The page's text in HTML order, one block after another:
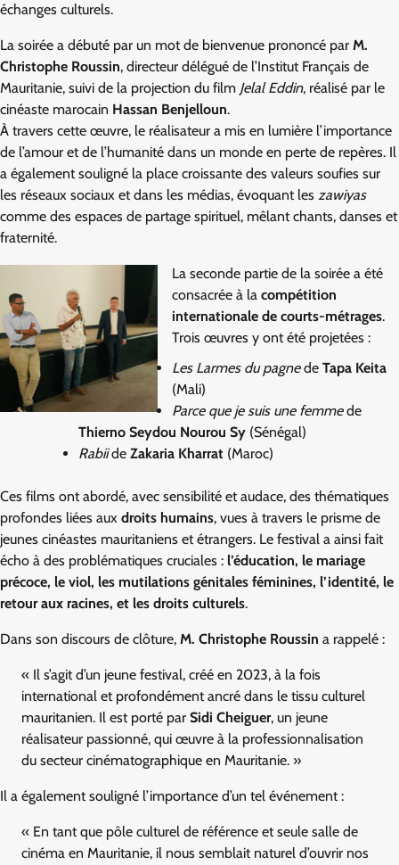
échanges culturels.
La soirée a débuté par un mot de bienvenue prononcé par M.
Christophe Roussin, directeur délégué de l’Institut Français de
Mauritanie, suivi de la projection du film Jelal Eddin, réalisé par le
cinéaste marocain Hassan Benjelloun.
À travers cette œuvre, le réalisateur a mis en lumière l’importance
de l’amour et de l’humanité dans un monde en perte de repères. Il
a également souligné la place croissante des valeurs soufies sur
les réseaux sociaux et dans les médias, évoquant les zawiyas
comme des espaces de partage spirituel, mêlant chants, danses et
fraternité.
La seconde partie de la soirée a été
consacrée à la compétition
internationale de courts-métrages.
Trois œuvres y ont été projetées :
Les Larmes du pagnede Tapa Keita
(Mali)
Parce que je suis une femmede
Thierno Seydou Nourou Sy (Sénégal)
Rabiide Zakaria Kharrat (Maroc)
Ces films ont abordé, avec sensibilité et audace, des thématiques
profondes liées aux droits humains, vues à travers le prisme de
jeunes cinéastes mauritaniens et étrangers. Le festival a ainsi fait
écho à des problématiques cruciales : l’éducation, le mariage
précoce, le viol, les mutilations génitales féminines, l’identité, le
retour aux racines, et les droits culturels.
Dans son discours de clôture, M. Christophe Roussin a rappelé :
« Il s’agit d’un jeune festival, créé en 2023, à la fois
international et profondément ancré dans le tissu culturel
mauritanien. Il est porté par Sidi Cheiguer, un jeune
réalisateur passionné, qui œuvre à la professionnalisation
du secteur cinématographique en Mauritanie. »
Il a également souligné l’importance d’un tel événement :
« En tant que pôle culturel de référence et seule salle de
cinéma en Mauritanie, il nous semblait naturel d’ouvrir nos